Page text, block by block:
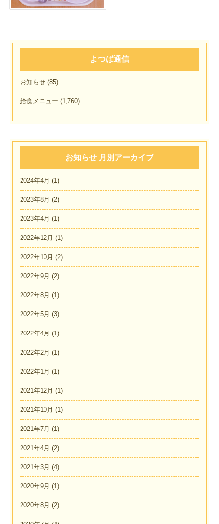
よつば通信
お知らせ (85)
給食メニュー (1,760)
お知らせ 月別アーカイブ
2024年4月 (1)
2023年8月 (2)
2023年4月 (1)
2022年12月 (1)
2022年10月 (2)
2022年9月 (2)
2022年8月 (1)
2022年5月 (3)
2022年4月 (1)
2022年2月 (1)
2022年1月 (1)
2021年12月 (1)
2021年10月 (1)
2021年7月 (1)
2021年4月 (2)
2021年3月 (4)
2020年9月 (1)
2020年8月 (2)